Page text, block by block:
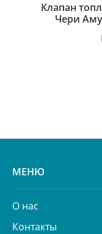
Клапан
Чери
МЕНЮ
О нас
Контакты